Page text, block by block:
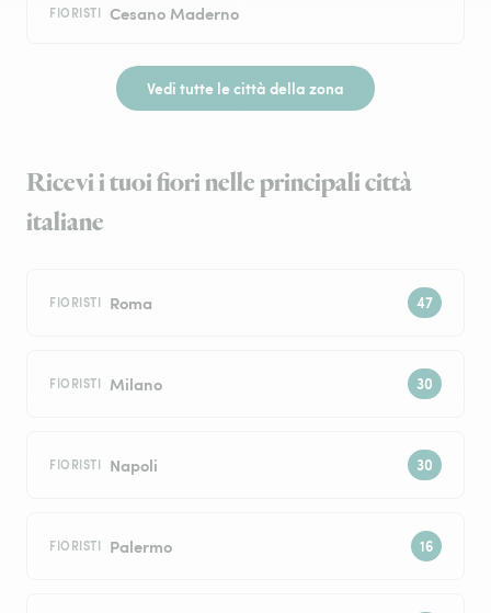
FIORISTI Cesano Maderno
Vedi tutte le città della zona
Ricevi i tuoi fiori nelle principali città
italiane
FIORISTI Roma
FIORISTI Milano
FIORISTI Napoli
FIORISTI Palermo